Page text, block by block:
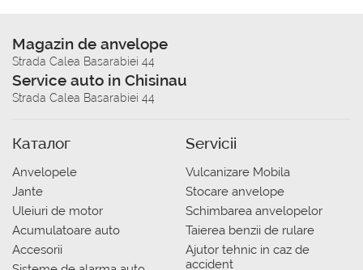
Magazin de anvelope
Strada Calea Basarabiei 44
Service auto in Chisinau
Strada Calea Basarabiei 44
Каталог
Anvelopele
Jante
Uleiuri de motor
Acumulatoare auto
Accesorii
Servicii
Vulcanizare Mobila
Stocare anvelope
Schimbarea anvelopelor
Taierea benzii de rulare
Ajutor tehnic in caz de
accident